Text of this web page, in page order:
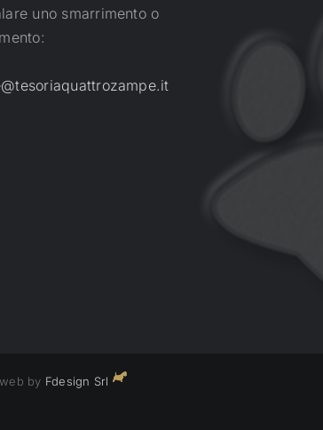
uno smarrimento o
by Fdesign Srl